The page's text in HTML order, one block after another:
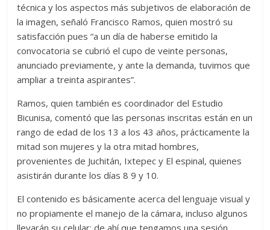
técnica y los aspectos más subjetivos de elaboración de
la imagen, señaló Francisco Ramos, quien mostró su
satisfacción pues “a un día de haberse emitido la
convocatoria se cubrió el cupo de veinte personas,
anunciado previamente, y ante la demanda, tuvimos que
ampliar a treinta aspirantes”.
Ramos, quien también es coordinador del Estudio
Bicunisa, comentó que las personas inscritas están en un
rango de edad de los 13 a los 43 años, prácticamente la
mitad son mujeres y la otra mitad hombres,
provenientes de Juchitán, Ixtepec y El espinal, quienes
asistirán durante los días 8 9 y 10.
El contenido es básicamente acerca del lenguaje visual y
no propiamente el manejo de la cámara, incluso algunos
llevarán su celular; de ahí que tengamos una sesión